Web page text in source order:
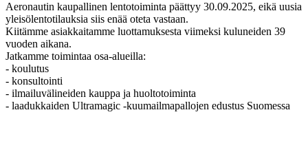
Aeronautin kaupallinen lentotoiminta päättyy 30.09.2025, eikä uusia
yleisölentotilauksia siis enää oteta vastaan.
Kiitämme asiakkaitamme luottamuksesta viimeksi kuluneiden 39
vuoden aikana.
Jatkamme toimintaa osa-alueilla:
- koulutus
- konsultointi
- ilmailuvälineiden kauppa ja huoltotoiminta
- laadukkaiden Ultramagic -kuumailmapallojen edustus Suomessa